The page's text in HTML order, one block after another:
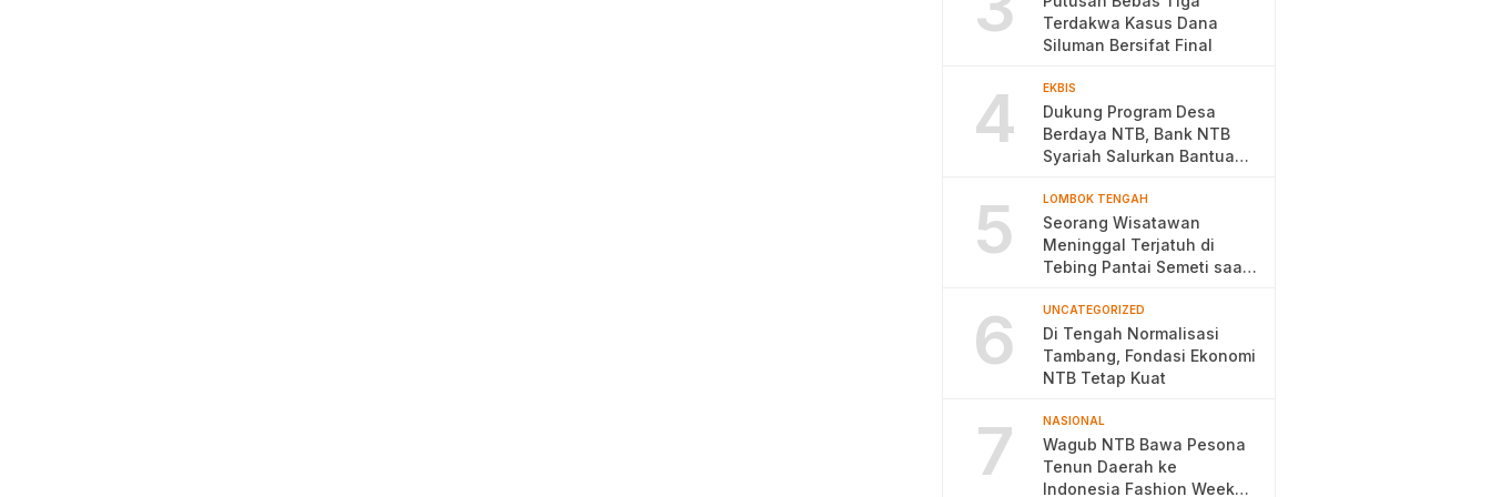
Terdakwa Kasus Dana
Siluman Bersifat Final
4 EKBIS
Dukung Program Desa
Berdaya NTB, Bank NTB
Syariah Salurkan Bantuan
5 LOMBOK TENGAH
Seorang Wisatawan
Meninggal Terjatuh di
Tebing Pantai Semeti saat
6 UNCATEGORIZED
Di Tengah Normalisasi
Tambang, Fondasi Ekonomi
NTB Tetap Kuat
7 NASIONAL
Wagub NTB Bawa Pesona
Tenun Daerah ke
Indonesia Fashion Week